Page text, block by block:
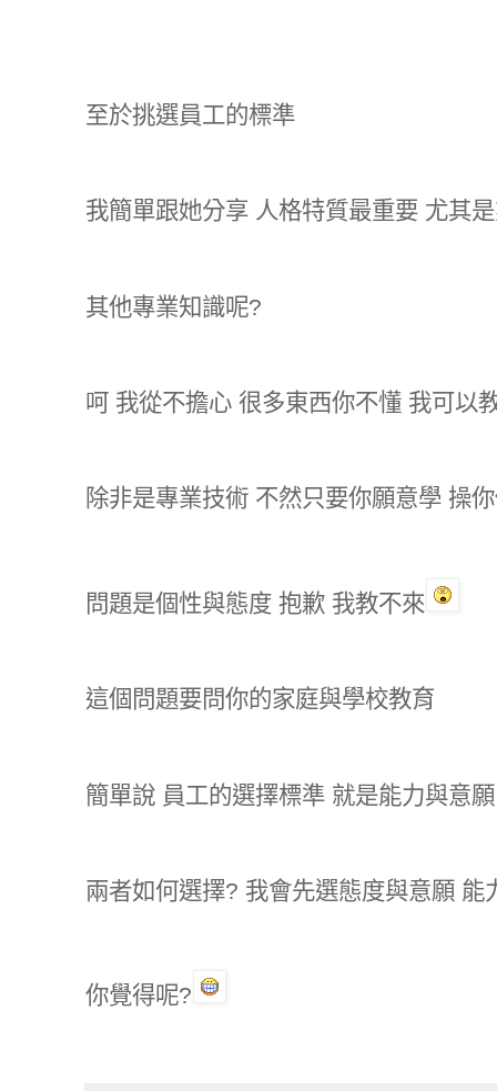
至於挑選員工的標準
我簡單跟她分享 人格特質最重要 尤其
其他專業知識呢?
呵 我從不擔心 很多東西你不懂 我可以
除非是專業技術 不然只要你願意學 操
問題是個性與態度 抱歉 我教不來
這個問題要問你的家庭與學校教育
簡單說 員工的選擇標準 就是能力與意願
兩者如何選擇? 我會先選態度與意願 能
你覺得呢?